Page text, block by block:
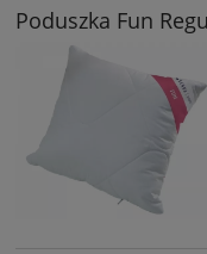
Poduszka Fun